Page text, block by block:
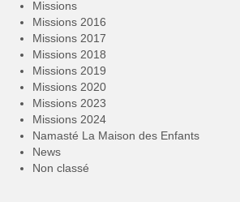
Missions
Missions 2016
Missions 2017
Missions 2018
Missions 2019
Missions 2020
Missions 2023
Missions 2024
Namasté La Maison des Enfants
News
Non classé